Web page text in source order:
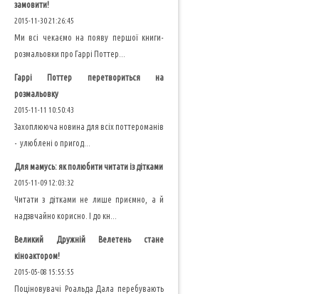
замовити!
2015-11-30 21:26:45
Ми всі чекаємо на появу першої книги-
розмальовки про Гаррі Поттер...
Гаррі Поттер перетвориться на
розмальовку
2015-11-11 10:50:43
Захоплююча новина для всіх поттероманів
- улюблені о пригод...
Для мамусь: як полюбити читати із дітками
2015-11-09 12:03:32
Читати з дітками не лише приємно, а й
надзвчайно корисно. І до кн...
Великий Дружній Велетень стане
кіноактором!
2015-05-08 15:55:55
Поціновувачі Роальда Дала перебувають